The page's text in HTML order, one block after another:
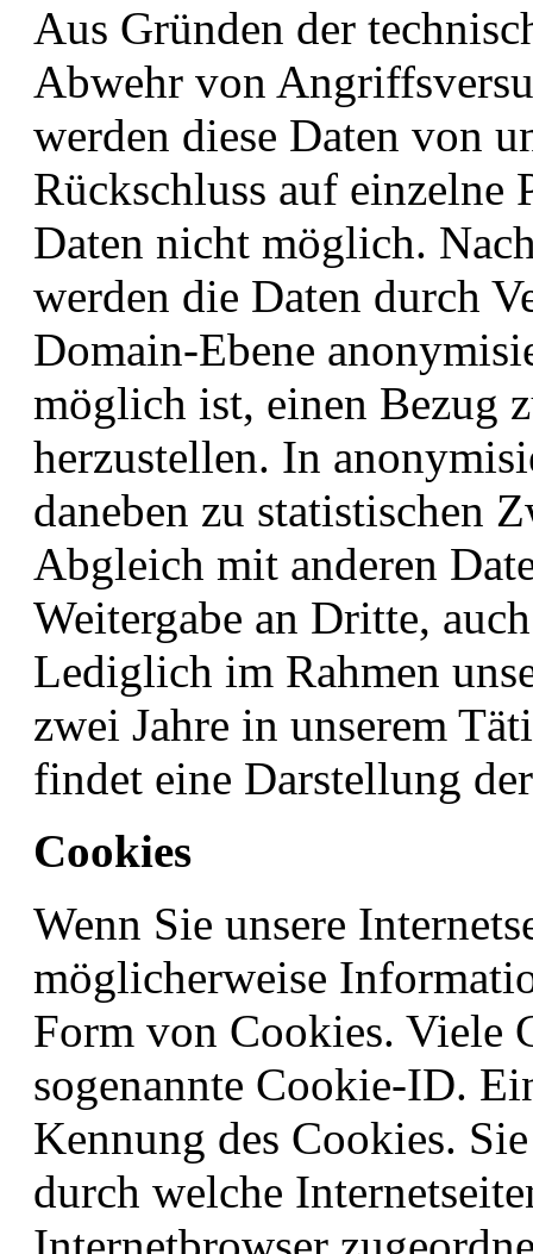
Aus Gründen der
Abwehr von
werden diese Daten von
Rückschluss auf einzelne
Daten nicht möglich.
werden die Daten durch
Domain-Ebene
möglich ist, einen Bezug
herzustellen. In
daneben zu statistischen
Abgleich mit anderen
Weitergabe an Dritte,
Lediglich im Rahmen
zwei Jahre in unserem
findet eine Darstellung
Cookies
Wenn Sie unsere
möglicherweise
Form von Cookies. Viele
sogenannte Cookie-ID.
Kennung des Cookies.
durch welche